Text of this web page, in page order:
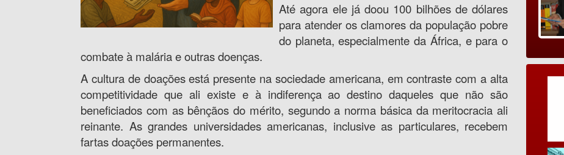
Até agora ele já doou 100 bilhões de dólares
para atender os clamores da população pobre
do planeta, especialmente da África, e para o
combate à malária e outras doenças.
A cultura de doações está presente na sociedade americana, em contraste com a alta
competitividade que ali existe e à indiferença ao destino daqueles que não são
beneficiados com as bênçãos do mérito, segundo a norma básica da meritocracia ali
reinante. As grandes universidades americanas, inclusive as particulares, recebem
fartas doações permanentes.